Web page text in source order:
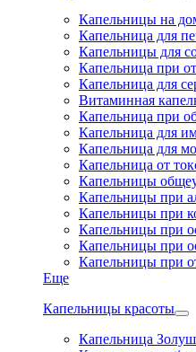
Капельницы на
Капельница для
Капельницы для
Капельница при
Капельница для
Витаминная
Капельница при
Капельница для
Капельница для
Капельница от
Капельницы
Капельницы при
Капельницы при
Капельницы при
Капельницы при
Капельницы при
Еще
Капельницы красоты
Капельница